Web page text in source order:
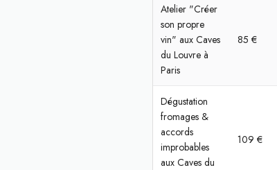
Atelier "Créer
son propre
vin" aux Caves
du Louvre à
Paris
85 €
Dégustation
fromages &
accords
improbables
aux Caves du
109 €